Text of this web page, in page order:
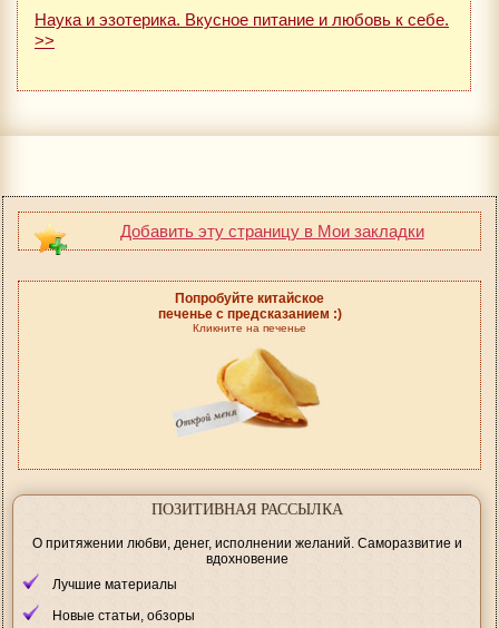
Наука и эзотерика. Вкусное питание и любовь к себе.
>>
Добавить эту страницу в Мои закладки
Попробуйте китайское
печенье с предсказанием :)
Кликните на печенье
ПОЗИТИВНАЯ РАССЫЛКА
О притяжении любви, денег, исполнении желаний. Саморазвитие и
вдохновение
Лучшие материалы
Новые статьи, обзоры